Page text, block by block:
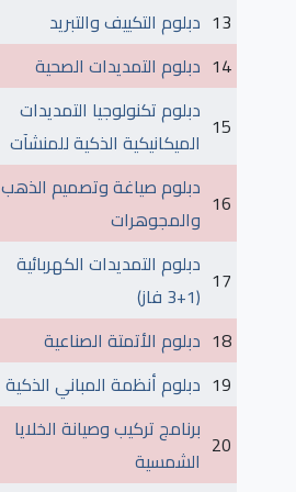
13 دبلوم التكييف والتبريد
14 دبلوم التمديدات الصحية
15 دبلوم تكنولوجيا التمديدات
الميكانيكية الذكية للمنشآت
16 دبلوم صياغة وتصميم الذهب
والمجوهرات
17 دبلوم التمديدات الكهربائية
(1+3 فاز)
18 دبلوم الأتمتة الصناعية
19 دبلوم أنظمة المباني الذكية
20 برنامج تركيب وصيانة الخلايا
الشمسية